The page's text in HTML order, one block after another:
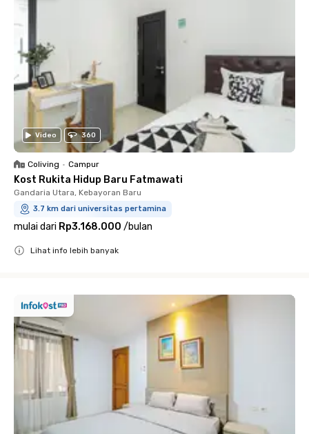
Video 360
Coliving • Campur
Kost Rukita Hidup Baru Fatmawati
Gandaria Utara, Kebayoran Baru
3.7 km dari universitas pertamina
mulai dari Rp3.168.000 /bulan
Lihat info lebih banyak